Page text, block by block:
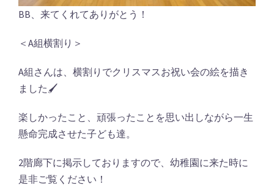
BB、来てくれてありがとう！
＜A組横割り＞
A組さんは、横割りでクリスマスお祝い会の絵を描き
ました🖌
楽しかったこと、頑張ったことを思い出しながら一生
懸命完成させた子ども達。
2階廊下に掲示しておりますので、幼稚園に来た時に
是非ご覧ください！